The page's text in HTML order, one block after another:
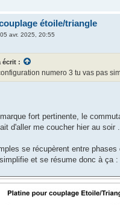
étoile/triangle
05 avr. 2025, 20:55
écrit :
numero 3 tu vas pas
fort pertinente, le
d'aller me coucher hier au soir ...
se récupèrent entre
simplifie et se résume donc à ça :